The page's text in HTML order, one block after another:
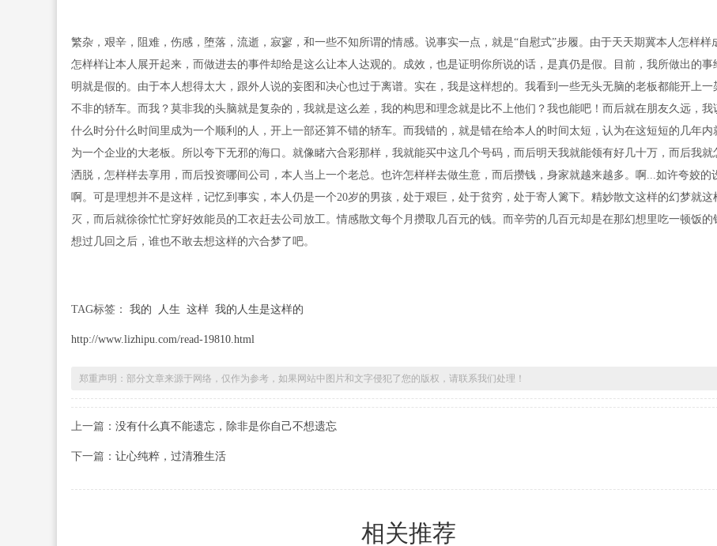
繁杂，艰辛，阻难，伤感，堕落，流逝，寂寥，和一些不知所谓的情感。说事实一点，就是“自慰式”步履。由于天天期冀本人怎样样
怎样样让本人展开起来，而做进去的事件却给是这么让本人达观的。成效，也是证明你所说的话，是真仍是假。目前，我所做出的事
明就是假的。由于本人想得太大，跟外人说的妄图和决心也过于离谱。实在，我是这样想的。我看到一些无头无脑的老板都能开上一
不非的轿车。而我？莫非我的头脑就是复杂的，我就是这么差，我的构思和理念就是比不上他们？我也能吧！而后就在朋友久远，我
什么时分什么时间里成为一个顺利的人，开上一部还算不错的轿车。而我错的，就是错在给本人的时间太短，认为在这短短的几年内
为一个企业的大老板。所以夸下无邪的海口。就像睹六合彩那样，我就能买中这几个号码，而后明天我就能领有好几十万，而后我就
洒脱，怎样样去享用，而后投资哪间公司，本人当上一个老总。也许怎样样去做生意，而后攒钱，身家就越来越多。啊...如许夸姣的
啊。可是理想并不是这样，记忆到事实，本人仍是一个20岁的男孩，处于艰巨，处于贫穷，处于寄人篱下。精妙散文这样的幻梦就这
灭，而后就徐徐忙忙穿好效能员的工衣赶去公司放工。情感散文每个月攒取几百元的钱。而辛劳的几百元却是在那幻想里吃一顿饭的
想过几回之后，谁也不敢去想这样的六合梦了吧。
TAG标签： 我的 人生 这样 我的人生是这样的
http://www.lizhipu.com/read-19810.html
郑重声明：部分文章来源于网络，仅作为参考，如果网站中图片和文字侵犯了您的版权，请联系我们处理！
上一篇： 没有什么真不能遗忘，除非是你自己不想遗忘
下一篇： 让心纯粹，过清雅生活
相关推荐